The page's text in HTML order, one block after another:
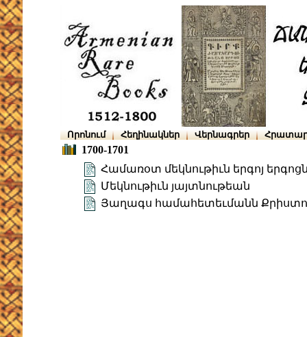
Որոնում Հեղինակներ Վերնագրեր
1700-1701
Համառօտ մեկնութիւն երգոյ
Մեկնութիւն յայտնութեան
Յաղագս համահետեւմանն